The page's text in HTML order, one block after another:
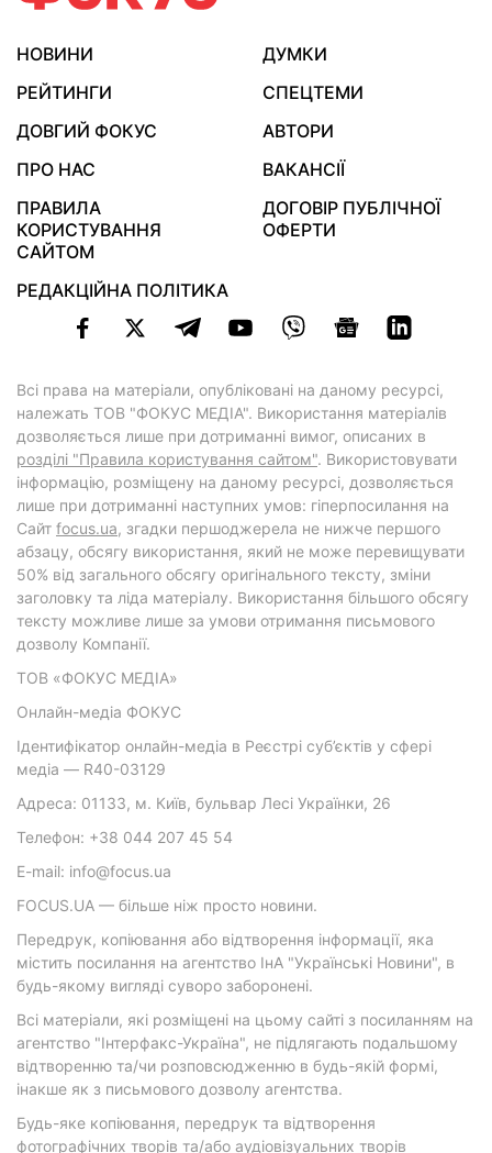
НОВИНИ
ДУМКИ
РЕЙТИНГИ
СПЕЦТЕМИ
ДОВГИЙ ФОКУС
АВТОРИ
ПРО НАС
ВАКАНСІЇ
ПРАВИЛА
КОРИСТУВАННЯ
САЙТОМ
ДОГОВІР ПУБЛІЧНОЇ
ОФЕРТИ
РЕДАКЦІЙНА ПОЛІТИКА
Всі права на матеріали, опубліковані на даному ресурсі,
належать ТОВ "ФОКУС МЕДІА". Використання матеріалів
дозволяється лише при дотриманні вимог, описаних в
розділі "Правила користування сайтом". Використовувати
інформацію, розміщену на даному ресурсі, дозволяється
лише при дотриманні наступних умов: гіперпосилання на
Cайт focus.ua, згадки першоджерела не нижче першого
абзацу, обсягу використання, який не може перевищувати
50% від загального обсягу оригінального тексту, зміни
заголовку та ліда матеріалу. Використання більшого обсягу
тексту можливе лише за умови отримання письмового
дозволу Компанії.
ТОВ «ФОКУС МЕДІА»
Онлайн-медіа ФОКУС
Ідентифікатор онлайн-медіа в Реєстрі суб’єктів у сфері
медіа — R40-03129
Адреса: 01133, м. Київ, бульвар Лесі Українки, 26
Телефон: +38 044 207 45 54
E-mail: info@focus.ua
FOCUS.UA — більше ніж просто новини.
Передрук, копіювання або відтворення інформації, яка
містить посилання на агентство ІнА "Українські Новини", в
будь-якому вигляді суворо заборонені.
Всі матеріали, які розміщені на цьому сайті з посиланням на
агентство "Інтерфакс-Україна", не підлягають подальшому
відтворенню та/чи розповсюдженню в будь-якій формі,
інакше як з письмового дозволу агентства.
Будь-яке копіювання, передрук та відтворення
фотографічних творів та/або аудіовізуальних творів